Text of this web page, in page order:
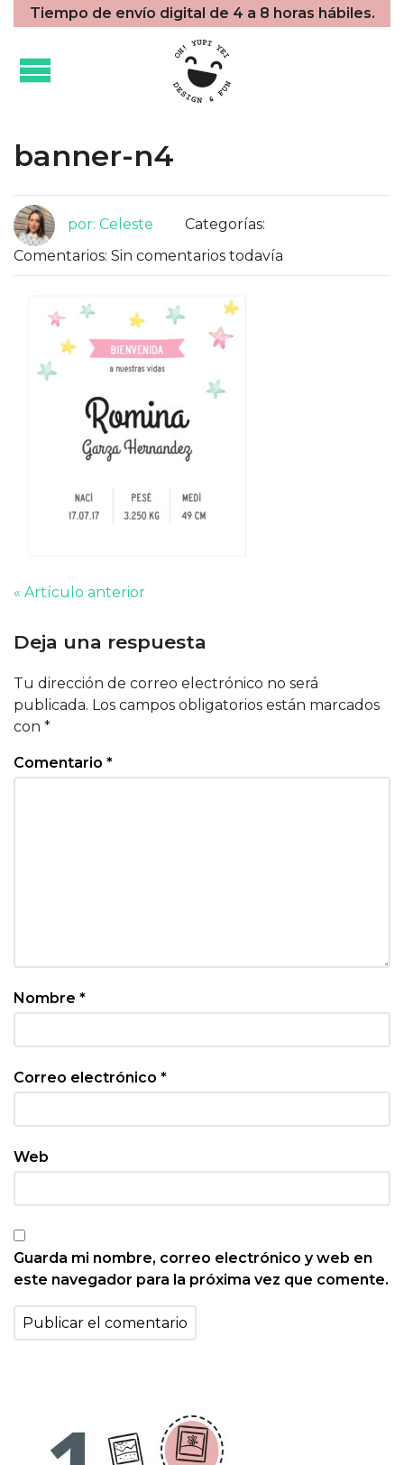
Tiempo de envío digital de 4 a 8 horas hábiles.
banner-n4
por: Celeste
Categorías:
Comentarios: Sin comentarios todavía
« Artículo anterior
Deja una respuesta
Tu dirección de correo electrónico no será
publicada. Los campos obligatorios están marcados
con *
Comentario *
Nombre *
Correo electrónico *
Web
Guarda mi nombre, correo electrónico y web en
este navegador para la próxima vez que comente.